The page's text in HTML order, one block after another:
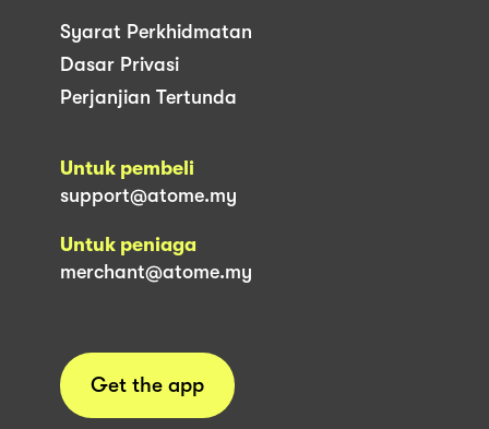
Syarat Perkhidmatan
Dasar Privasi
Perjanjian Tertunda
Untuk pembeli
support@atome.my
Untuk peniaga
merchant@atome.my
Get the app